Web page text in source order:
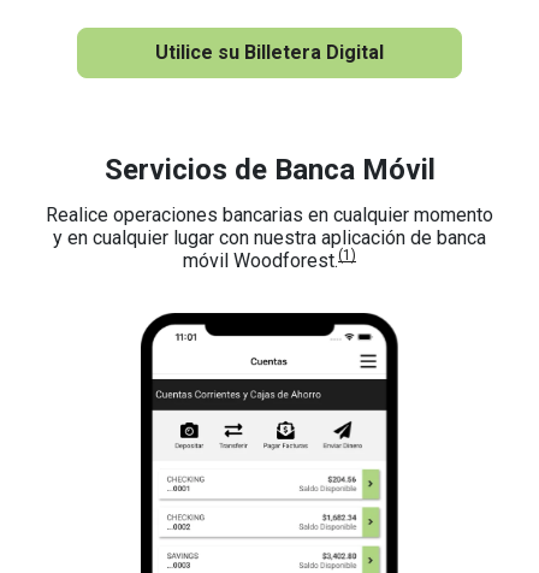
Utilice su Billetera Digital
Servicios de Banca Móvil
Realice operaciones bancarias en cualquier momento
y en cualquier lugar con nuestra aplicación de banca
móvil Woodforest.(1)